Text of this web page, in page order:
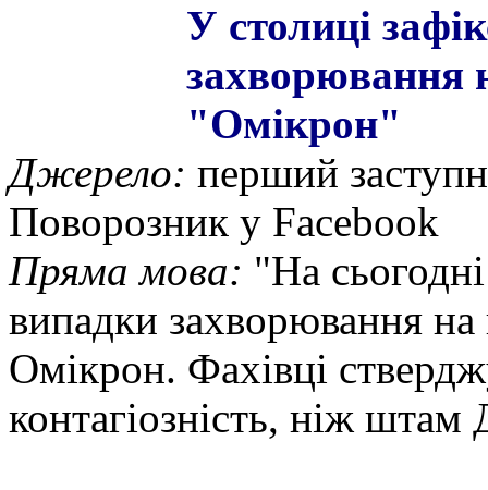
У столиці
захворювання
"Омікрон"
Джерело: перший
Поворозник у Facebook
Пряма мова: "На
випадки захворювання
Омікрон. Фахівці
контагіозність, ніж штам